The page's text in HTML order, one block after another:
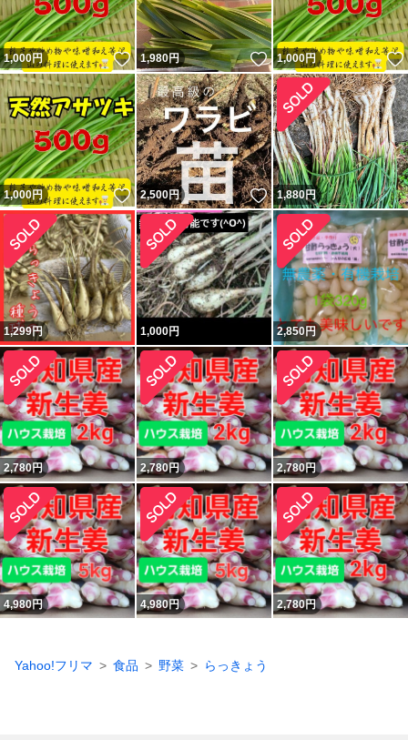
1,000円 いいね！
1,980円 いいね！
1,000円
1,000円 いいね！
2,500円 いいね！
1,880円
1,299円 1,000円 2,850円
2,780円 2,780円 2,780円
4,980円 4,980円 2,780円
Yahoo!フリマ 食品 野菜 らっきょう